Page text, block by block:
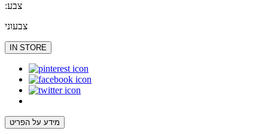
:צבע
צבעוני
IN STORE
מידע על הפריט